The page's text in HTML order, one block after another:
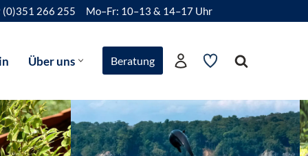
(0)351 266 255 Mo–Fr: 10–13 & 14–17 Uhr
Über uns Beratung